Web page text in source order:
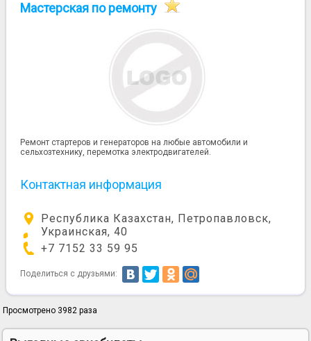
Мастерская по ремонту
Ремонт стартеров и генераторов на любые автомобили и
сельхозтехнику, перемотка электродвигателей.
Контактная информация
Республика Казахстан, Петропавловск,
Украинская, 40
+7 7152 33 59 95
Поделиться с друзьями:
Просмотрено 3982 раза